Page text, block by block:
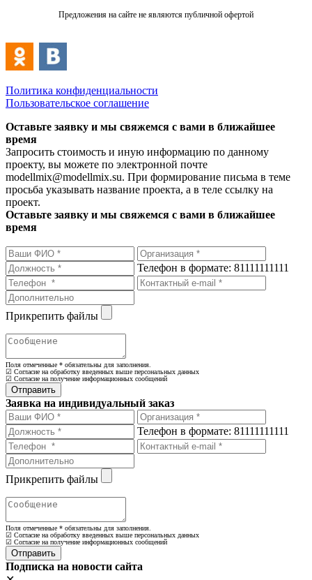
Предложения на сайте не являются публичной офертой
Политика конфиденциальности
Пользовательское соглашение
Оставьте заявку и мы свяжемся с вами в ближайшее
время
Запросить стоимость и иную информацию по данному
проекту, вы можете по электронной почте
modellmix@modellmix.su. При формирование письма в теме
просьба указывать название проекта, а в теле ссылку на
проект.
Оставьте заявку и мы свяжемся с вами в ближайшее
время
Телефон в формате: 81111111111
Прикрепить файлы
Поля отмеченные * обязательны для заполнения.
☑ Согласие на обработку введенных выше персональных данных
☑ Согласие на получение информационных сообщений
Заявка на индивидуальный заказ
Телефон в формате: 81111111111
Прикрепить файлы
Поля отмеченные * обязательны для заполнения.
☑ Согласие на обработку введенных выше персональных данных
☑ Согласие на получение информационных сообщений
Подписка на новости сайта